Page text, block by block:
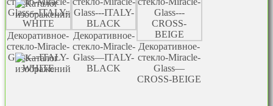
Декоративное-
стекло-Miracle-
Glass—ITALY-
WHITE
Декоративное-
стекло-Miracle-
Glass—ITALY-
BLACK
Декоративное-
стекло-Miracle-
Glass—
CROSS-BEIGE